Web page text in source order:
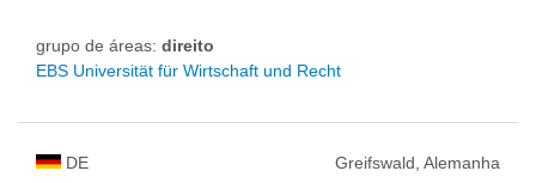
grupo de áreas: direito
EBS Universität für Wirtschaft und Recht
DE Greifswald, Alemanha